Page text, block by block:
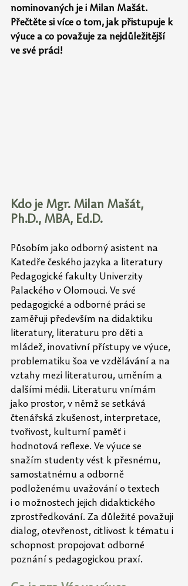
nominovaných je i Milan Mašát.
Přečtěte si více o tom, jak přistupuje k
výuce a co považuje za nejdůležitější
ve své práci!
Kdo je Mgr. Milan Mašát,
Ph.D., MBA, Ed.D.
Působím jako odborný asistent na
Katedře českého jazyka a literatury
Pedagogické fakulty Univerzity
Palackého v Olomouci. Ve své
pedagogické a odborné práci se
zaměřuji především na didaktiku
literatury, literaturu pro děti a
mládež, inovativní přístupy ve výuce,
problematiku šoa ve vzdělávání a na
vztahy mezi literaturou, uměním a
dalšími médii. Literaturu vnímám
jako prostor, v němž se setkává
čtenářská zkušenost, interpretace,
tvořivost, kulturní paměť i
hodnotová reflexe. Ve výuce se
snažím studenty vést k přesnému,
samostatnému a odborně
podloženému uvažování o textech
i o možnostech jejich didaktického
zprostředkování. Za důležité považuji
dialog, otevřenost, citlivost k tématu i
schopnost propojovat odborné
poznání s pedagogickou praxí.